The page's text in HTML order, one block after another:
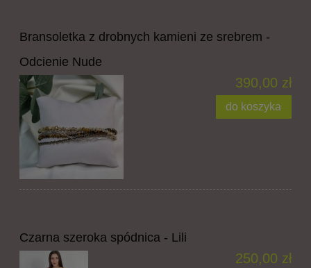
Bransoletka z drobnych kamieni ze srebrem -
Odcienie Nude
390,00 zł
do koszyka
Czarna szeroka spódnica - Lili
250,00 zł